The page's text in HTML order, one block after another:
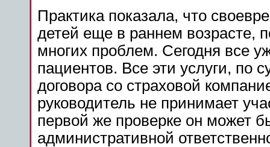
Практика показала, что
детей еще в раннем возрасте,
многих проблем. Сегодня все
пациентов. Все эти услуги, по
договора со страховой
руководитель не принимает
первой же проверке он может
административной